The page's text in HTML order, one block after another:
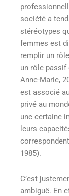
société a
stéréotypes
femmes est
remplir un
un rôle passif
Anne-Marie,
est associé
privé au
une certaine
leurs
1985).
C’est
ambiguë. En